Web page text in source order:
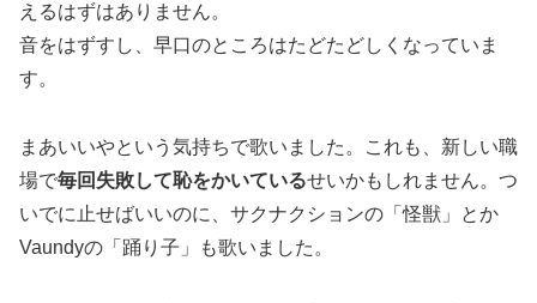
えるはずはありません。
音をはずすし、早口のところはたどたどしくなっていま
す。
まあいいやという気持ちで歌いました。これも、新しい職
場で毎回失敗して恥をかいているせいかもしれません。つ
いでに止せばいいのに、サクナクションの「怪獣」とか
Vaundyの「踊り子」も歌いました。